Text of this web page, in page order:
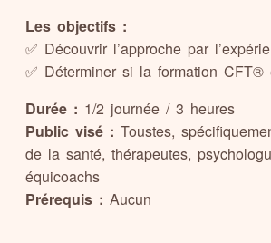
Les objectifs :
✅ Découvrir l’approche par
✅ Déterminer si la formation CFT®
Durée : 1/2 journée / 3 heures
Public visé : Toustes,
de la santé, thérapeutes,
équicoachs
Prérequis : Aucun